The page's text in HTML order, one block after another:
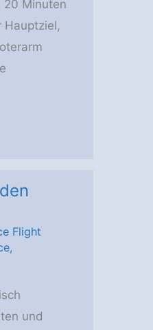
20 Minuten
Hauptziel,
Flight
,
und